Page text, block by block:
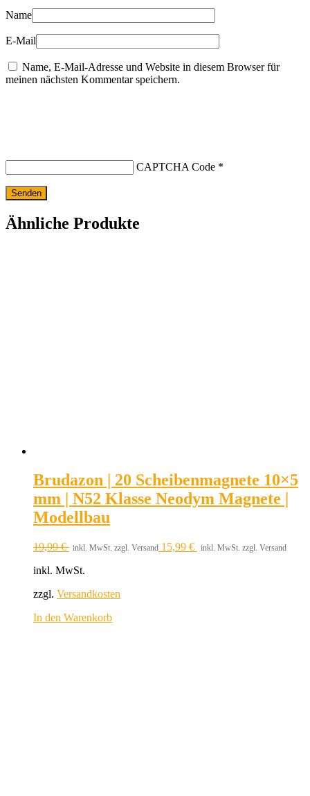
Name
E-Mail
Name, E-Mail-Adresse und Website in diesem Browser für
meinen nächsten Kommentar speichern.
CAPTCHA Code *
Ähnliche Produkte
Brudazon | 20 Scheibenmagnete 10×5
mm | N52 Klasse Neodym Magnete |
Modellbau
19,99€ inkl. MwSt. zzgl. Versand 15,99 € inkl. MwSt. zzgl. Versand
inkl. MwSt.
zzgl. Versandkosten
In den Warenkorb